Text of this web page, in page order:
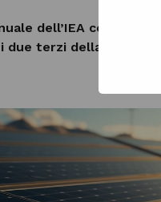
dell’IEA certifica
terzi della nuova